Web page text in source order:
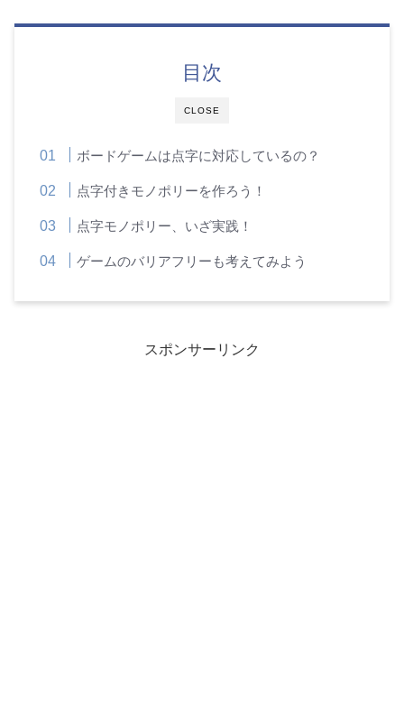
CLOSE
目次
ボードゲームは点字に対応しているの？
点字付きモノポリーを作ろう！
点字モノポリー、いざ実践！
ゲームのバリアフリーも考えてみよう
スポンサーリンク